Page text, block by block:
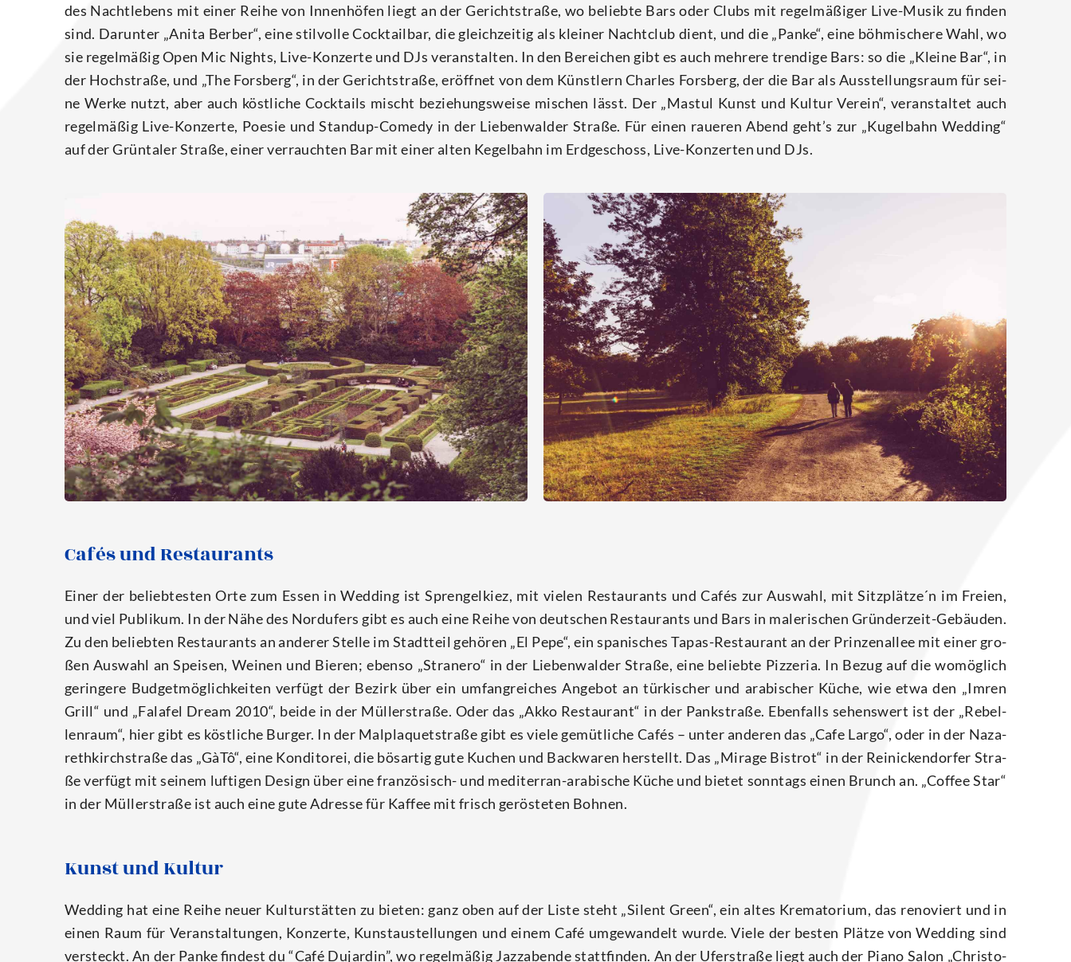
des Nacht­le­bens mit einer Rei­he von Innen­hö­fen liegt an der Gericht­stra­ße, wo belieb­te Bars oder Clubs mit regel­mä­ßi­ger Live-Musik zu fin­den
sind. Dar­un­ter „Ani­ta Ber­ber“, eine stil­vol­le Cock­tail­bar, die gleich­zei­tig als klei­ner Nacht­club dient, und die „Pan­ke“, eine böh­mi­sche­re Wahl, wo
sie regel­mä­ßig Open Mic Nights, Live-Kon­zer­te und DJs ver­an­stal­ten. In den Berei­chen gibt es auch meh­re­re tren­di­ge Bars: so die „Klei­ne Bar“, in
der Hoch­stra­ße, und „The Fors­berg“, in der Gericht­stra­ße, eröff­net von dem Künst­lern Charles Fors­berg, der die Bar als Aus­stel­lungs­raum für sei­
ne Wer­ke nutzt, aber auch köst­li­che Cock­tails mischt bezie­hungs­wei­se mischen lässt. Der „Mas­tul Kunst und Kul­tur Ver­ein“, ver­an­stal­tet auch
regel­mä­ßig Live-Kon­zer­te, Poe­sie und Stan­dup-Come­dy in der Lie­ben­wal­der Stra­ße. Für einen raue­ren Abend geht’s zur „Kugel­bahn Wed­ding“
auf der Grün­ta­ler Stra­ße, einer ver­rauch­ten Bar mit einer alten Kegel­bahn im Erd­ge­schoss, Live-Kon­zer­ten und DJs.
Cafés und Restaurants
Einer der belieb­tes­ten Orte zum Essen in Wed­ding ist Spren­gel­kiez, mit vie­len Restau­rants und Cafés zur Aus­wahl, mit Sitzplätze´n im Frei­en,
und viel Publi­kum. In der Nähe des Nord­ufers gibt es auch eine Rei­he von deut­schen Restau­rants und Bars in male­ri­schen Grün­der­zeit-Gebäu­den.
Zu den belieb­ten Restau­rants an ande­rer Stel­le im Stadt­teil gehö­ren „El Pepe“, ein spa­ni­sches Tapas-Restau­rant an der Prin­zen­al­lee mit einer gro­
ßen Aus­wahl an Spei­sen, Wei­nen und Bie­ren; eben­so „Stra­ne­ro“ in der Lie­ben­wal­der Stra­ße, eine belieb­te Piz­ze­ria. In Bezug auf die womög­lich
gerin­ge­re Bud­get­mög­lich­kei­ten ver­fügt der Bezirk über ein umfang­rei­ches Ange­bot an tür­ki­scher und ara­bi­scher Küche, wie etwa den „Imren
Grill“ und „Fal­a­fel Dream 2010“, bei­de in der Mül­lerstra­ße. Oder das „Akko Restau­rant“ in der Pank­stra­ße. Eben­falls sehens­wert ist der „Rebel­
len­raum“, hier gibt es köst­li­che Bur­ger. In der Mal­plaquet­stra­ße gibt es vie­le gemüt­li­che Cafés – unter ande­ren das „Cafe Lar­go“, oder in der Naza­
reth­kirch­stra­ße das „GàTô“, eine Kon­di­to­rei, die bös­ar­tig gute Kuchen und Back­wa­ren her­stellt. Das „Mira­ge Bis­t­rot“ in der Rei­ni­cken­dor­fer Stra­
ße ver­fügt mit sei­nem luf­ti­gen Design über eine fran­zö­sisch- und medi­ter­ran-ara­bi­sche Küche und bie­tet sonn­tags einen Brunch an. „Cof­fee Star“
in der Mül­lerstra­ße ist auch eine gute Adres­se für Kaf­fee mit frisch gerös­te­ten Bohnen.
Kunst und Kultur
Wed­ding hat eine Rei­he neu­er Kul­tur­stät­ten zu bie­ten: ganz oben auf der Lis­te steht „Silent Green“, ein altes Kre­ma­to­ri­um, das reno­viert und in
einen Raum für Ver­an­stal­tun­gen, Kon­zer­te, Kunst­au­stel­lun­gen und einem Café umge­wan­delt wur­de. Vie­le der bes­ten Plät­ze von Wed­ding sind
ver­steckt. An der Pan­ke fin­dest du “Café Dujar­din”, wo regel­mä­ßig Jazz­aben­de statt­fin­den. An der Ufer­stra­ße liegt auch der Pia­no Salon „Chris­to­